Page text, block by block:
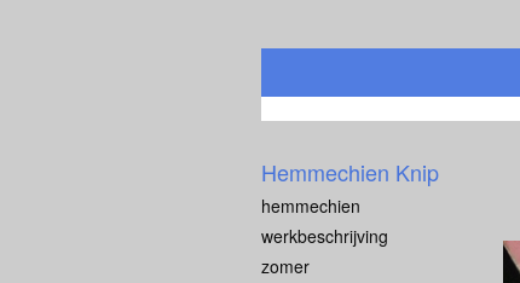
Hemmechien Knip
hemmechien
werkbeschrijving
zomer